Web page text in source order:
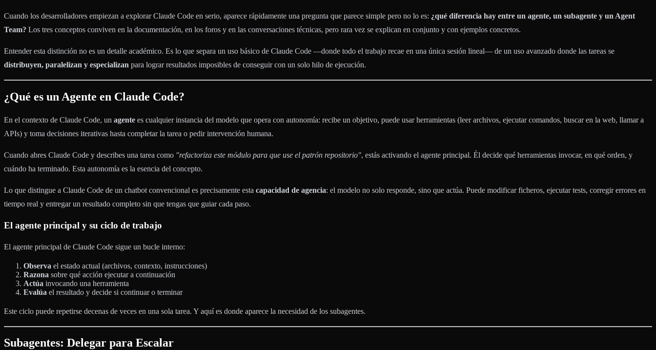
Cuando los desarrolladores empiezan a explorar Claude Code en serio, aparece rápidamente una pregunta que parece simple pero no lo es: ¿qué diferencia hay entre un agente, un subagente y un Agent
Team? Los tres conceptos conviven en la documentación, en los foros y en las conversaciones técnicas, pero rara vez se explican en conjunto y con ejemplos concretos.
Entender esta distinción no es un detalle académico. Es lo que separa un uso básico de Claude Code —donde todo el trabajo recae en una única sesión lineal— de un uso avanzado donde las tareas se
distribuyen, paralelizan y especializan para lograr resultados imposibles de conseguir con un solo hilo de ejecución.
¿Qué es un Agente en Claude Code?
En el contexto de Claude Code, un agente es cualquier instancia del modelo que opera con autonomía: recibe un objetivo, puede usar herramientas (leer archivos, ejecutar comandos, buscar en la web, llamar a
APIs) y toma decisiones iterativas hasta completar la tarea o pedir intervención humana.
Cuando abres Claude Code y describes una tarea como "refactoriza este módulo para que use el patrón repositorio", estás activando el agente principal. Él decide qué herramientas invocar, en qué orden, y
cuándo ha terminado. Esta autonomía es la esencia del concepto.
Lo que distingue a Claude Code de un chatbot convencional es precisamente esta capacidad de agencia: el modelo no solo responde, sino que actúa. Puede modificar ficheros, ejecutar tests, corregir errores en
tiempo real y entregar un resultado completo sin que tengas que guiar cada paso.
El agente principal y su ciclo de trabajo
El agente principal de Claude Code sigue un bucle interno:
Observa el estado actual (archivos, contexto, instrucciones)
Razona sobre qué acción ejecutar a continuación
Actúa invocando una herramienta
Evalúa el resultado y decide si continuar o terminar
Este ciclo puede repetirse decenas de veces en una sola tarea. Y aquí es donde aparece la necesidad de los subagentes.
Subagentes: Delegar para Escalar